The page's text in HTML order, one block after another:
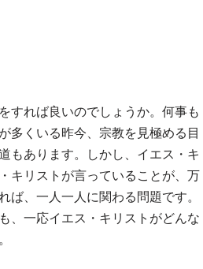
すれば良いのでしょうか。何事も
多くいる昨今、宗教を見極める目
もあります。しかし、イエス・キ
キリストが言っていることが、万
ば、一人一人に関わる問題です。
、一応イエス・キリストがどんな